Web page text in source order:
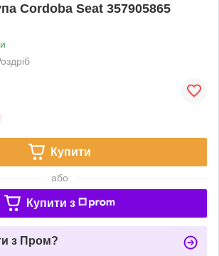
Cordoba Seat 357905865
Купити
або
Купити з
з Пром?